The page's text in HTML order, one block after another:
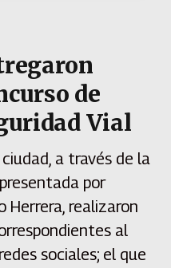
de
Vial
a través de la
por
Herrera, realizaron
al
sociales; el que